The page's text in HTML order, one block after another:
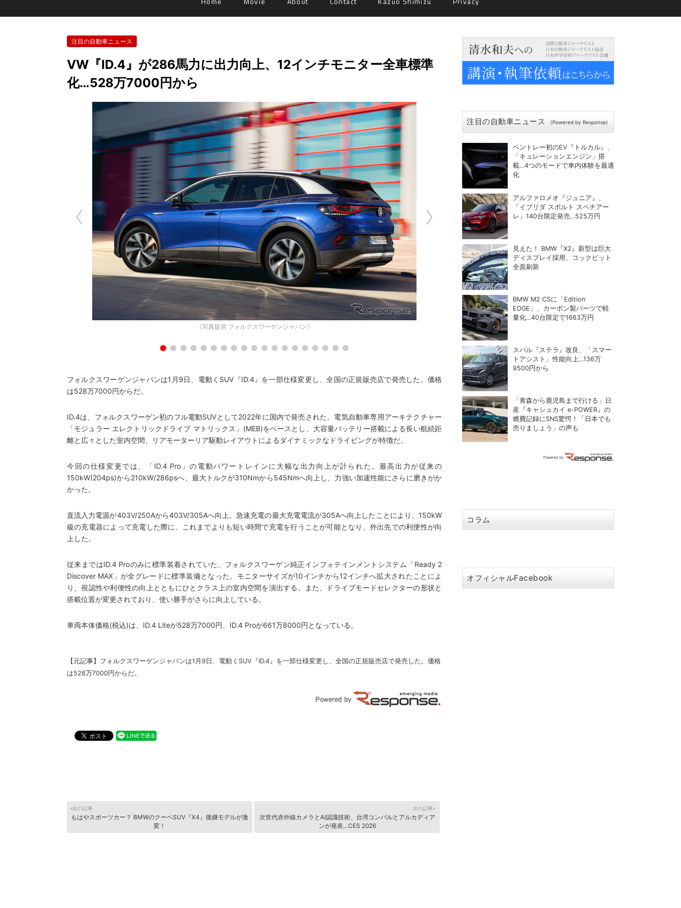
注目の自動車ニュース
VW『ID.4』が286馬力に出力向上、12インチモニター全車標準
化…528万7000円から
《写真提供 フォルクスワーゲンジャパン》
フォルクスワーゲンジャパンは1月9日、電動くSUV『ID.4』を一部仕様変更し、全国の正規販売店で発売した。価格
は528万7000円からだ。
ID.4は、フォルクスワーゲン初のフル電動SUVとして2022年に国内で発売された。電気自動車専用アーキテクチャー
「モジュラー エレクトリックドライブ マトリックス」(MEB)をベースとし、大容量バッテリー搭載による長い航続距
離と広々とした室内空間、リアモーターリア駆動レイアウトによるダイナミックなドライビングが特徴だ。
今回の仕様変更では、「ID.4 Pro」の電動パワートレインに大幅な出力向上が計られた。最高出力が従来の
150kW(204ps)から210kW/286psへ、最大トルクが310Nmから545Nmへ向上し、力強い加速性能にさらに磨きがか
かった。
直流入力電源が403V/250Aから403V/305Aへ向上。急速充電の最大充電電流が305Aへ向上したことにより、150kW
級の充電器によって充電した際に、これまでよりも短い時間で充電を行うことが可能となり、外出先での利便性が向
上した。
従来まではID.4 Proのみに標準装着されていた、フォルクスワーゲン純正インフォテインメントシステム「Ready 2
Discover MAX」が全グレードに標準装備となった。モニターサイズが10インチから12インチへ拡大されたことによ
り、視認性や利便性の向上とともにひとクラス上の室内空間を演出する。また、ドライブモードセレクターの形状と
搭載位置が変更されており、使い勝手がさらに向上している。
車両本体価格(税込)は、ID.4 Liteが528万7000円、ID.4 Proが661万8000円となっている。
【元記事】 フォルクスワーゲンジャパンは1月9日、電動くSUV『ID.4』を一部仕様変更し、全国の正規販売店で発売した。価格
は528万7000円からだ。
«前の記事
もはやスポーツカー？ BMWのクーペSUV『X4』後継モデルが激
変！
次の記事»
次世代赤外線カメラとAI認識技術、台湾コンパルとアルカディア
ンが発表…CES 2026
注目の自動車ニュース (Powered by Response)
ベントレー初のEV『トルカル』、
「キュレーションエンジン」搭
載…4つのモードで車内体験を最適
化
アルファロメオ『ジュニア』、
「イブリダ スポルト スペチアー
レ」140台限定発売…525万円
見えた！ BMW『X2』新型は巨大
ディスプレイ採用、コックピット
全面刷新
BMW M2 CSに「Edition
EDGE」、カーボン製パーツで軽
量化…40台限定で1663万円
スバル『ステラ』改良、「スマー
トアシスト」性能向上…136万
9500円から
「青森から鹿児島まで行ける」日
産『キャシュカイ e-POWER』の
燃費記録にSNS驚愕！「日本でも
売りましょう」の声も
コラム
オフィシャルFacebook